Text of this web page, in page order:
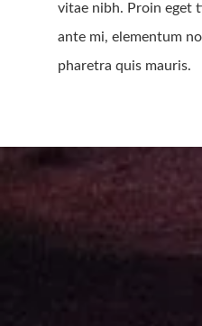
vitae nibh. Proin eget
ante mi, elementum
pharetra quis mauris.